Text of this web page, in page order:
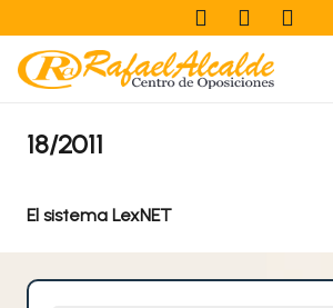
18/2011
El sistema LexNET